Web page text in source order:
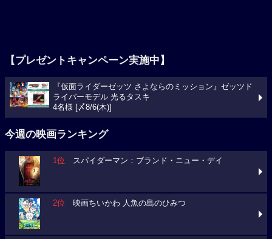
【プレゼントキャンペーン実施中】
『仮面ライダーゼッツ さよならのミッション』ゼッツド
ライバーモデル 光るタスキ
4名様 [〆8/6(木)]
今週の映画ランキング
1位 スパイダーマン：ブランド・ニュー・デイ
2位 映画ちいかわ 人魚の島のひみつ